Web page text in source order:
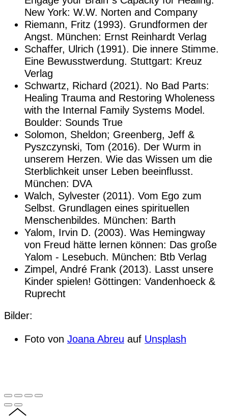
New York: W.W. Norten and Company
Riemann, Fritz (1993). Grundformen der
Angst. München: Ernst Reinhardt Verlag
Schaffer, Ulrich (1991). Die innere Stimme.
Eine Bewusstwerdung. Stuttgart: Kreuz
Verlag
Schwartz, Richard (2021). No Bad Parts:
Healing Trauma and Restoring Wholeness
with the Internal Family Systems Model.
Boulder: Sounds True
Solomon, Sheldon; Greenberg, Jeff &
Pyszczynski, Tom (2016). Der Wurm in
unserem Herzen. Wie das Wissen um die
Sterblichkeit unser Leben beeinflusst.
München: DVA
Walch, Sylvester (2011). Vom Ego zum
Selbst. Grundlagen eines spirituellen
Menschenbildes. München: Barth
Yalom, Irvin D. (2003). Was Hemingway
von Freud hätte lernen können: Das große
Yalom - Lesebuch. München: Btb Verlag
Zimpel, André Frank (2013). Lasst unsere
Kinder spielen! Göttingen: Vandenhoeck &
Ruprecht
Bilder:
Foto von Joana Abreu auf Unsplash